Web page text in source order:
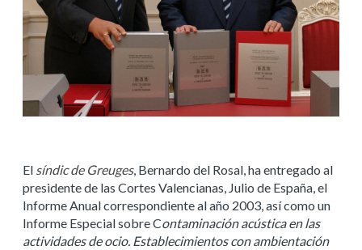
El síndic de Greuges, Bernardo del Rosal, ha entregado al
presidente de las Cortes Valencianas, Julio de España, el
Informe Anual correspondiente al año 2003, así como un
Informe Especial sobre Contaminación acústica en las
actividades de ocio. Establecimientos con ambientación